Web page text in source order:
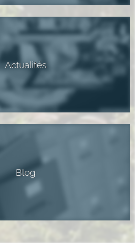
Actualités
Blog